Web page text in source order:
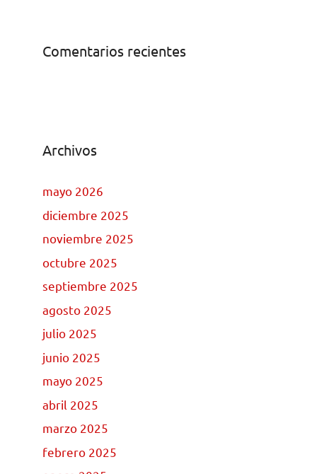
Comentarios recientes
Archivos
mayo 2026
diciembre 2025
noviembre 2025
octubre 2025
septiembre 2025
agosto 2025
julio 2025
junio 2025
mayo 2025
abril 2025
marzo 2025
febrero 2025